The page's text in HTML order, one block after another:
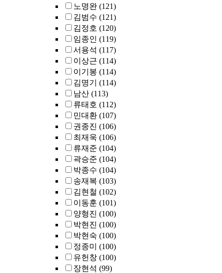
노명완 (121)
김범수 (121)
김정호 (120)
임종인 (119)
서용석 (117)
이상근 (114)
이기봉 (114)
김명기
(114)
남산 (113)
류태호 (112)
민대환 (107)
권종진 (106)
최재욱 (106)
류재준 (104)
곽승준 (104)
박종수 (104)
송재복 (103)
김현철 (102)
이동훈 (101)
양형진 (100)
박현진 (100)
박현숙 (100)
정종미
(100)
유헌창 (100)
장현석 (99)